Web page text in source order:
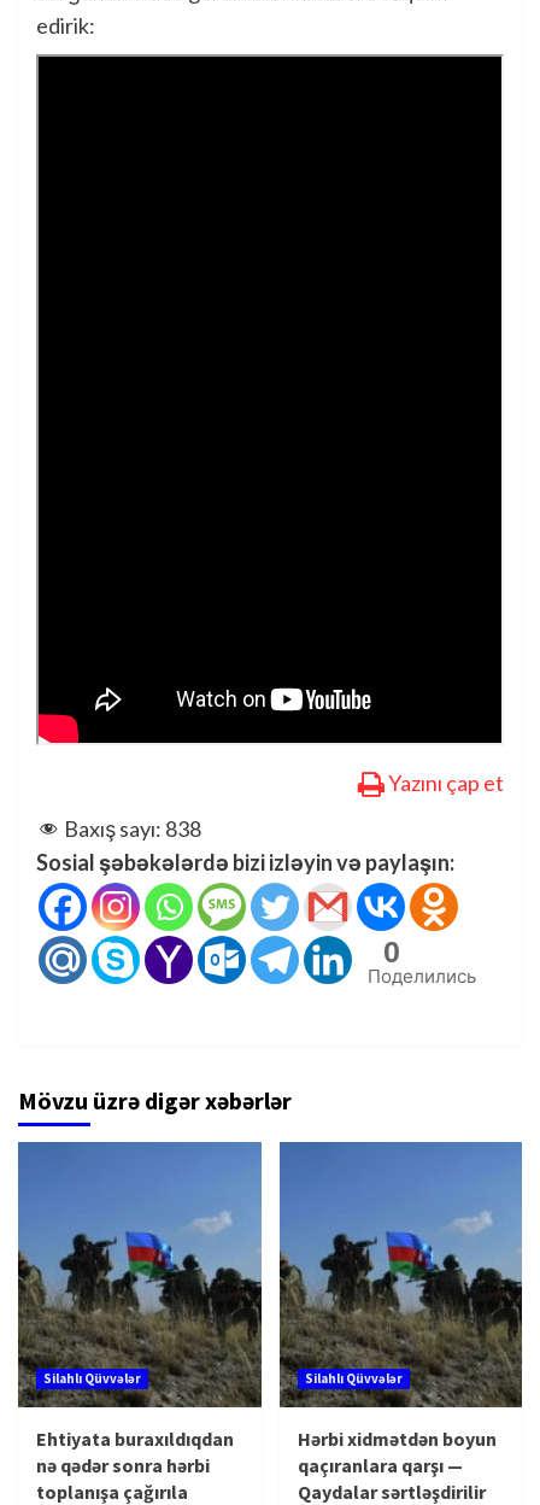
edirik:
Yazını çap et
Baxış sayı: 838
Sosial şəbəkələrdə bizi izləyin və paylaşın:
0
Поделились
Mövzu üzrə digər xəbərlər
Silahlı Qüvvələr
Ehtiyata buraxıldıqdan
nə qədər sonra hərbi
toplanışa çağırıla
Silahlı Qüvvələr
Hərbi xidmətdən boyun
qaçıranlara qarşı —
Qaydalar sərtləşdirilir